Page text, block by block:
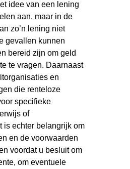
idee van een lening
aan, maar in de
zo’n lening niet
gevallen kunnen
bereid zijn om geld
te vragen. Daarnaast
en
die renteloze
specifieke
of
is echter belangrijk om
en de voorwaarden
voordat u besluit om
om eventuele